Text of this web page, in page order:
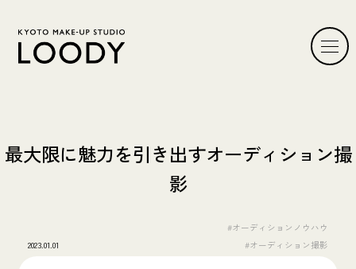
最大限に魅力を引き出すオーディション撮
影
2023.01.01
#オーディションノウハウ
#オーディション撮影